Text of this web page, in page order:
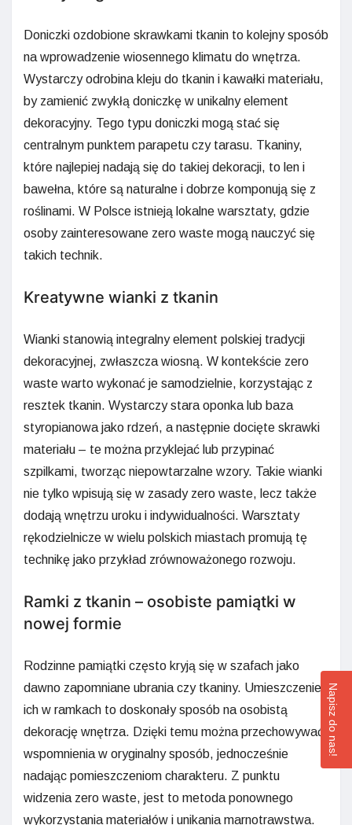
Doniczki ozdobione skrawkami tkanin to kolejny sposób
na wprowadzenie wiosennego klimatu do wnętrza.
Wystarczy odrobina kleju do tkanin i kawałki materiału,
by zamienić zwykłą doniczkę w unikalny element
dekoracyjny. Tego typu doniczki mogą stać się
centralnym punktem parapetu czy tarasu. Tkaniny,
które najlepiej nadają się do takiej dekoracji, to len i
bawełna, które są naturalne i dobrze komponują się z
roślinami. W Polsce istnieją lokalne warsztaty, gdzie
osoby zainteresowane zero waste mogą nauczyć się
takich technik.
Kreatywne wianki z tkanin
Wianki stanowią integralny element polskiej tradycji
dekoracyjnej, zwłaszcza wiosną. W kontekście zero
waste warto wykonać je samodzielnie, korzystając z
resztek tkanin. Wystarczy stara oponka lub baza
styropianowa jako rdzeń, a następnie docięte skrawki
materiału – te można przyklejać lub przypinać
szpilkami, tworząc niepowtarzalne wzory. Takie wianki
nie tylko wpisują się w zasady zero waste, lecz także
dodają wnętrzu uroku i indywidualności. Warsztaty
rękodzielnicze w wielu polskich miastach promują tę
technikę jako przykład zrównoważonego rozwoju.
Ramki z tkanin – osobiste pamiątki w
nowej formie
Rodzinne pamiątki często kryją się w szafach jako
dawno zapomniane ubrania czy tkaniny. Umieszczenie
ich w ramkach to doskonały sposób na osobistą
dekorację wnętrza. Dzięki temu można przechowywać
wspomnienia w oryginalny sposób, jednocześnie
nadając pomieszczeniom charakteru. Z punktu
widzenia zero waste, jest to metoda ponownego
wykorzystania materiałów i unikania marnotrawstwa.
Napisz do nas!